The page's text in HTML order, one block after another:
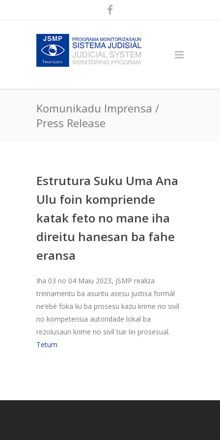
Komunikadu Imprensa /
Press Release
Estrutura Suku Uma Ana
Ulu foin kompriende
katak feto no mane iha
direitu hanesan ba fahe
eransa
Iha 03 no 04 Maiu 2023, JSMP realiza
treinamentu ba asuntu asesu justisa formál
ne’ebé foka liu ba prosesu kazu krime no sivíl
no kompetensia autoridade lokal ba
rezolusaun krime no sivíl tuir lei prosesual.
Tetum